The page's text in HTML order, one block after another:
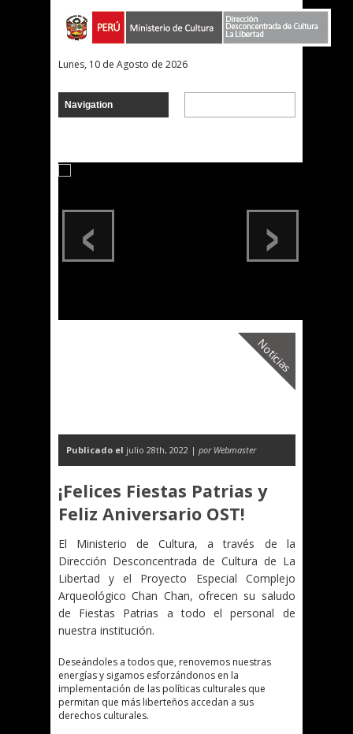
Lunes, 10 de Agosto de 2026
›
‹
Noticias
Publicado el julio 28th, 2022 | por Webmaster
¡Felices Fiestas Patrias y
Feliz Aniversario OST!
El Ministerio de Cultura, a través de la
Dirección Desconcentrada de Cultura de La
Libertad y el Proyecto Especial Complejo
Arqueológico Chan Chan, ofrecen su saludo
de Fiestas Patrias a todo el personal de
nuestra institución.
Deseándoles a todos que, renovemos nuestras
energías y sigamos esforzándonos en la
implementación de las políticas culturales que
permitan que más liberteños accedan a sus
derechos culturales.